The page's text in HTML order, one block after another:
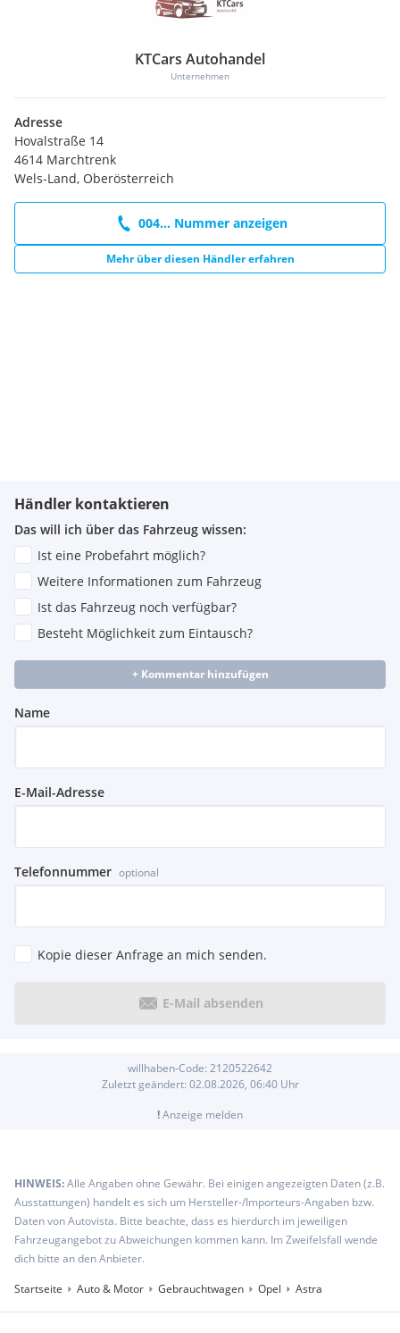
KTCars Autohandel
Unternehmen
Adresse
Hovalstraße 14
4614 Marchtrenk
Wels-Land, Oberösterreich
004... Nummer anzeigen
Mehr über diesen Händler erfahren
Händler kontaktieren
Das will ich über das Fahrzeug wissen:
Ist eine Probefahrt möglich?
Weitere Informationen zum Fahrzeug
Ist das Fahrzeug noch verfügbar?
Besteht Möglichkeit zum Eintausch?
+ Kommentar hinzufügen
Name
E-Mail-Adresse
Telefonnummer optional
Kopie dieser Anfrage an mich senden.
E-Mail absenden
willhaben-Code: 2120522642
Zuletzt geändert: 02.08.2026, 06:40Uhr
!Anzeige melden
HINWEIS:Alle Angaben ohne Gewähr. Bei einigen angezeigten Daten (z.B.
Ausstattungen) handelt es sich um Hersteller-/Importeurs-Angaben bzw.
Daten von Autovista. Bitte beachte, dass es hierdurch im jeweiligen
Fahrzeugangebot zu Abweichungen kommen kann. Im Zweifelsfall wende
dich bitte an den Anbieter.
Startseite
Auto & Motor Gebrauchtwagen Opel Astra